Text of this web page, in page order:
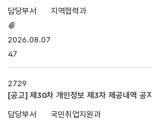
번호,
제목,
담당부서,
첨부파일,
등록일,
조회로
있습니다.
지역협력과
있음
2026.08.07
47
2729
[공고] 제30차 개인정보 제3자 제공내역 공지
국민취업지원과